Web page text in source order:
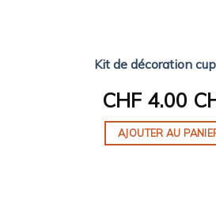
Kit de décoration
CHF4.00
AJOUTER AU